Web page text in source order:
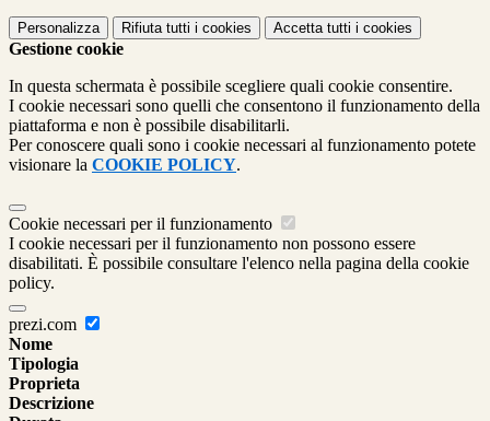
Personalizza Rifiuta tutti i cookies Accetta tutti i cookies
Gestione cookie
In questa schermata è possibile scegliere quali cookie consentire.
I cookie necessari sono quelli che consentono il funzionamento della
piattaforma e non è possibile disabilitarli.
Per conoscere quali sono i cookie necessari al funzionamento potete
visionare la COOKIE POLICY.
Cookie necessari per il funzionamento
I cookie necessari per il funzionamento non possono essere
disabilitati. È possibile consultare l'elenco nella pagina della cookie
policy.
prezi.com
Nome
Tipologia
Proprieta
Descrizione